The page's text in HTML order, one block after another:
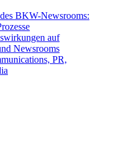
BKW-Newsrooms:
auf
Newsrooms
PR,